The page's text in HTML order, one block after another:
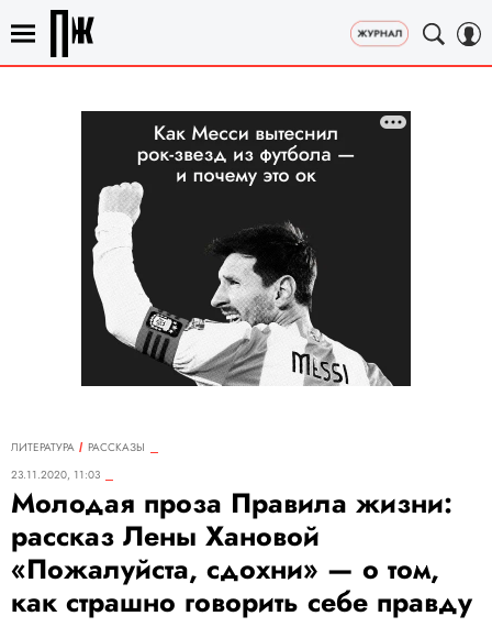
ЛИТЕРАТУРА
РАССКАЗЫ
23.11.2020, 11:03
Молодая проза Правила жизни:
рассказ Лены Хановой
«Пожалуйста, сдохни» — о том,
как страшно говорить себе правду